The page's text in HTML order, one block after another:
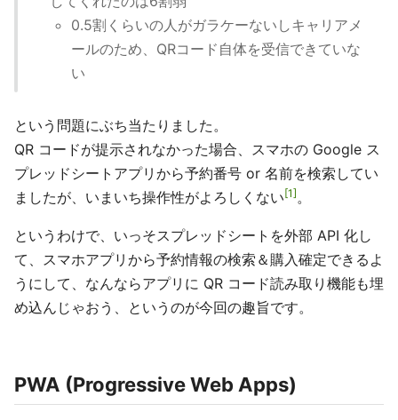
0.5割くらいの人がガラケーないしキャリアメ
ールのため、QRコード自体を受信できていな
い
という問題にぶち当たりました。
QR コードが提示されなかった場合、スマホの Google ス
プレッドシートアプリから予約番号 or 名前を検索してい
ましたが、いまいち操作性がよろしくない 1 。
というわけで、いっそスプレッドシートを外部 API 化し
て、スマホアプリから予約情報の検索＆購入確定できるよ
うにして、なんならアプリに QR コード読み取り機能も埋
め込んじゃおう、というのが今回の趣旨です。
PWA (Progressive Web Apps)